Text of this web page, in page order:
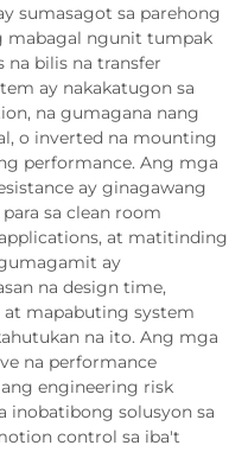
sumasagot sa parehong
mabagal ngunit tumpak
na bilis na transfer
ay nakakatugon sa
na gumagana nang
o inverted na mounting
performance. Ang mga
ay ginagawang
sa clean room
at matitinding
ay
na design time,
mapabuting system
na ito. Ang mga
na performance
engineering risk
inobatibong solusyon sa
control sa iba't